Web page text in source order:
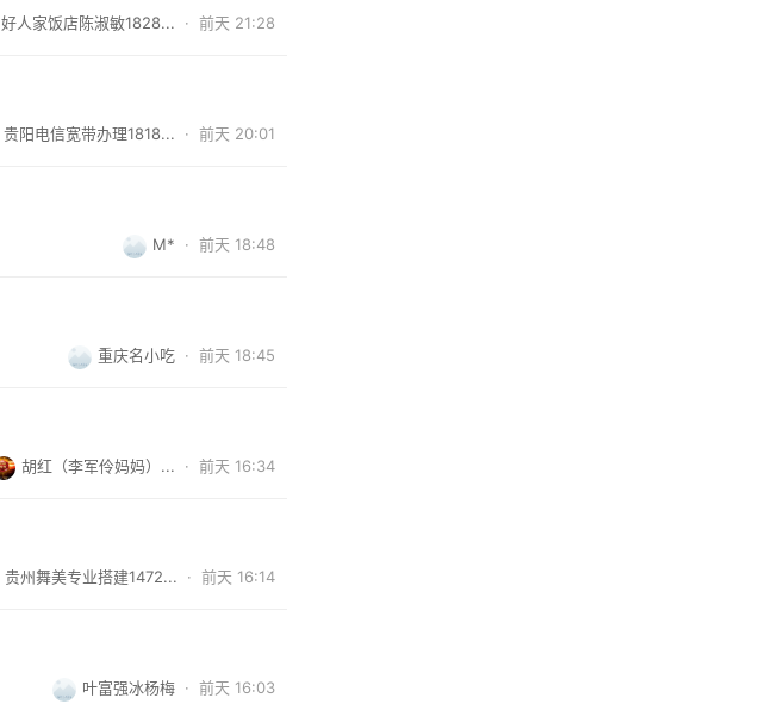
好人家饭店陈淑敏1828... · 前天 21:28
贵阳电信宽带办理1818... · 前天 20:01
M* · 前天 18:48
重庆名小吃 · 前天 18:45
胡红（李军伶妈妈）... · 前天 16:34
贵州舞美专业搭建1472... · 前天 16:14
叶富强冰杨梅 · 前天 16:03